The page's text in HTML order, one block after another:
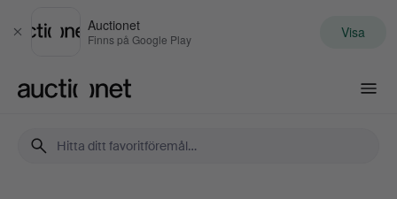
Stäng
Auctionet
Finns på Google Play Visa